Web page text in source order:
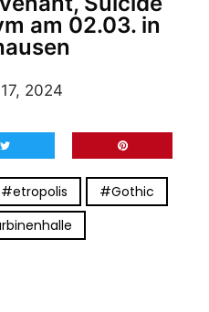
am 02.03. in
2024
#etropolis
#Gothic